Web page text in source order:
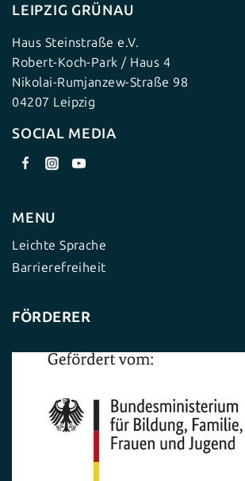
LEIPZIG GRÜNAU
Haus Steinstraße e.V.
Robert-Koch-Park / Haus 4
Nikolai-Rumjanzew-Straße 98
04207 Leipzig
SOCIAL MEDIA
MENU
Leichte Sprache
Barrierefreiheit
FÖRDERER